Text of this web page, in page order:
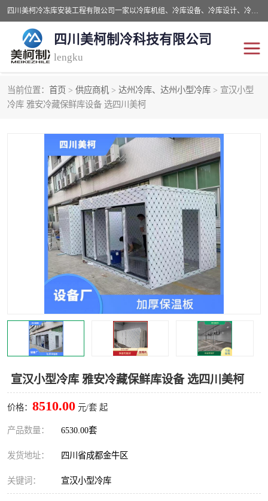
四川美柯冷冻库安装工程有限公司一家以冷库机组、冷库设备、冷库设计、冷冻库设备销售、冷库安装、冻库安装价格及技术服务为一体的综合企业，咨询热线：同等设备材料优惠10% 。公司各种类型安装组合式冷库、冷冻库、冷藏库、气调保鲜库、并提供成套设备供应、安装与调试、维护与维修、技术咨询、操作维修人员技术培训等
四川美柯制冷科技有限公司
lengku
当前位置： 首页 > 供应商机 > 达州冷库、达州小型冷库 > 宣汉小型
冷库 雅安冷藏保鲜库设备 选四川美柯
宣汉小型冷库 雅安冷藏保鲜库设备 选四川美柯
价格： 8510.00 元/套 起
产品数量： 6530.00套
发货地址： 四川省成都金牛区
关键词： 宣汉小型冷库
冷库安装，冷库价格
成都冻库，成都冻库价格 绵阳冻库,绵阳保鲜冷库
德阳冻库安装，德阳冷库 广元冻库安装,广元冻库造
价
南充冻库设计,南充冻库安 遂宁冻库
资阳冻库，资阳冻库安装 泸州冻库，泸州冷库
乐山冻库,乐山保鲜冷库 自贡冻库组装
雅安冷库,雅安冻库 攀枝花冻库
冻库安装，小型冻库造价
内江冷库，内江冻库 宜宾冷库，宜宾冻库设备